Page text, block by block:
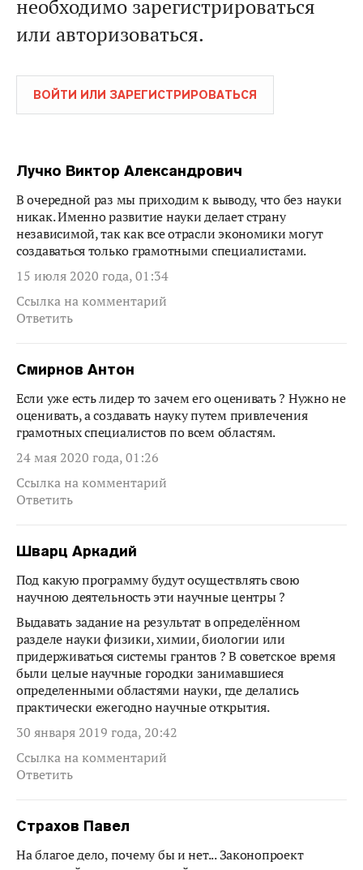
необходимо зарегистрироваться
или авторизоваться.
ВОЙТИ ИЛИ ЗАРЕГИСТРИРОВАТЬСЯ
Лучко Виктор Александрович
В очередной раз мы приходим к выводу, что без науки
никак. Именно развитие науки делает страну
независимой, так как все отрасли экономики могут
создаваться только грамотными специалистами.
15 июля 2020 года, 01:34
Ссылка на комментарий
Ответить
Смирнов Антон
Если уже есть лидер то зачем его оценивать ? Нужно не
оценивать, а создавать науку путем привлечения
грамотных специалистов по всем областям.
24 мая 2020 года, 01:26
Ссылка на комментарий
Ответить
Шварц Аркадий
Под какую программу будут осуществлять свою
научною деятельность эти научные центры ?
Выдавать задание на результат в определённом
разделе науки физики, химии, биологии или
придерживаться системы грантов ? В советское время
были целые научные городки занимавшиеся
определенными областями науки, где делались
практически ежегодно научные открытия.
30 января 2019 года, 20:42
Ссылка на комментарий
Ответить
Страхов Павел
На благое дело, почему бы и нет... Законопроект